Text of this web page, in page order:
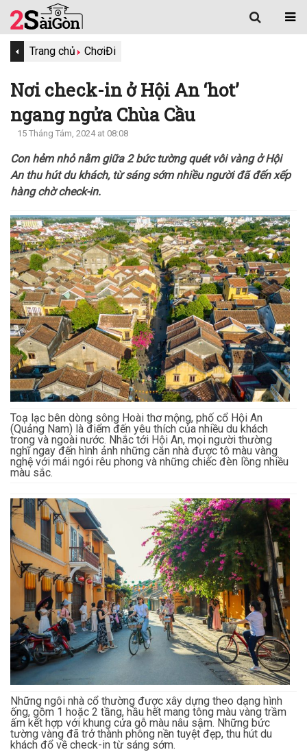
Trang chủ ChơiĐi
Nơi check-in ở Hội An ‘hot’
ngang ngửa Chùa Cầu
15 Tháng Tám, 2024 at 08:08
Con hẻm nhỏ nằm giữa 2 bức tường quét vôi vàng ở Hội
An thu hút du khách, từ sáng sớm nhiều người đã đến xếp
hàng chờ check-in.
Toạ lạc bên dòng sông Hoài thơ mộng, phố cổ Hội An
(Quảng Nam) là điểm đến yêu thích của nhiều du khách
trong và ngoài nước. Nhắc tới Hội An, mọi người thường
nghĩ ngay đến hình ảnh những căn nhà được tô màu vàng
nghệ với mái ngói rêu phong và những chiếc đèn lồng nhiều
màu sắc.
Những ngôi nhà cổ thường được xây dựng theo dạng hình
ống, gồm 1 hoặc 2 tầng, hầu hết mang tông màu vàng trầm
ấm kết hợp với khung cửa gỗ màu nâu sậm. Những bức
tường vàng đã trở thành phông nền tuyệt đẹp, thu hút du
khách đổ về check-in từ sáng sớm.